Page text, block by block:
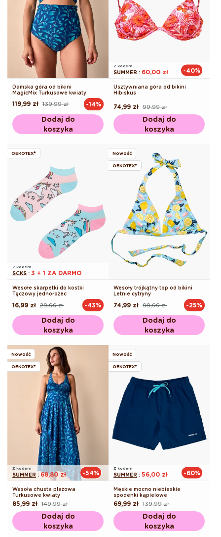
Damska góra od bikini
MagicMix Turkusowe kwiaty
Cena
139,99 zł
Cena
119,99 zł -14%
Dodaj do
koszyka
Z kodem
SUMMER : 60,00 zł -40%
Usztywniana góra od bikini
Hibiskus
Cena
regularna
99,99 zł
Cena
promocyjna
74,99 zł
Dodaj do
koszyka
OEKOTEX®
Z kodem
SCKS : 3 + 1 ZA DARMO
Wesołe skarpetki do kostki
Tęczowy jednorożec
Cena
29,99 zł
Cena
16,99 zł -43%
Dodaj do
koszyka
Nowość
OEKOTEX®
Wesoły trójkątny top od bikini
Letnie cytryny
Cena
99,99 zł
Cena
74,99 zł -25%
Dodaj do
koszyka
Nowość
OEKOTEX®
Z kodem
SUMMER : 68,80 zł -54%
Wesoła chusta plażowa
Turkusowe kwiaty
Cena
regularna
149,99 zł
Cena
promocyjna
85,99 zł
Dodaj do
koszyka
Nowość
OEKOTEX®
Z kodem
SUMMER : 56,00 zł -60%
Męskie mocno niebieskie
spodenki kąpielowe
Cena
regularna
139,99 zł
Cena
promocyjna
69,99 zł
Dodaj do
koszyka